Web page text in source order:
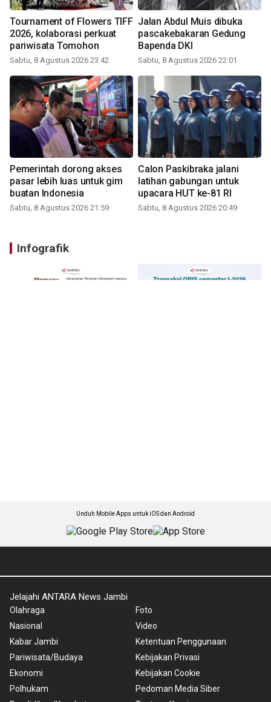
Tournament of Flowers TIFF
2026, kolaborasi perkuat
pariwisata Tomohon
Sabtu, 8 Agustus 2026 23:42
Jalan Abdul Muis dibuka
pascakebakaran Gedung
Bapenda DKI
Sabtu, 8 Agustus 2026 22:01
Pemerintah dorong akses
pasar lebih luas untuk gim
buatan Indonesia
Sabtu, 8 Agustus 2026 21:59
Calon Paskibraka jalani
latihan gabungan untuk
upacara HUT ke-81 RI
Sabtu, 8 Agustus 2026 20:49
Infografik
Unduh Mobile Apps untuk iOS dan Android
Jelajahi ANTARA News Jambi
Olahraga
Nasional
Kabar Jambi
Pariwisata/Budaya
Ekonomi
Polhukam
Foto
Video
Ketentuan Penggunaan
Kebijakan Privasi
Kebijakan Cookie
Pedoman Media Siber